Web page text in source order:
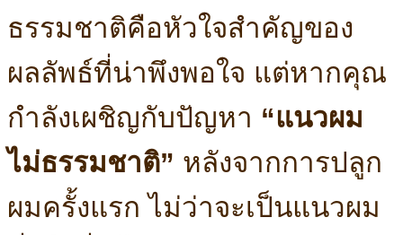
ธรรมชาติคือหัวใจสำคัญของ
ผลลัพธ์ที่น่าพึงพอใจ แต่หากคุณ
กำลังเผชิญกับปัญหา “แนวผม
ไม่ธรรมชาติ” หลังจากการปลูก
ผมครั้งแรก ไม่ว่าจะเป็นแนวผม